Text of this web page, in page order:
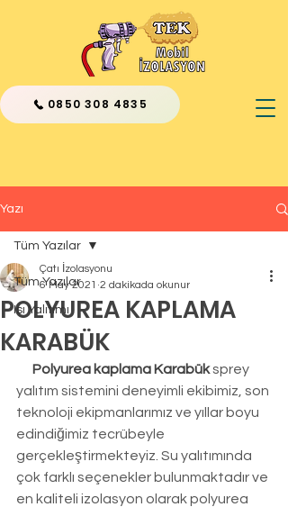
0850 308 4835
Yazı
Tüm Yazılar
Isı Yalıtımı
Tüm Yazılar
POLYUREA KAPLAMA
KARABÜK
Çatı İzolasyonu
6 May 2021 2 dakikada okunur
Polyurea kaplama Karabük sprey
yalıtım sistemini deneyimli ekibimiz, son
teknoloji ekipmanlarımız ve yıllar boyu
edindiğimiz tecrübeyle
gerçekleştirmekteyiz. Su yalıtımında
çok farklı seçenekler bulunmaktadır ve
en kaliteli izolasyon olarak polyurea